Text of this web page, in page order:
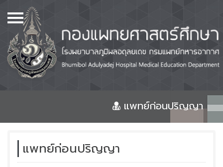
เมนู
Home
เกี่ยวกับเรา
หลักสูตร
ศูนย์วิทยบริการ และห้องสมุด
จองห้องประชุม
แพทย์ก่อนปริญญา
แพทย์ก่อนปริญญา
แพทย์ก่อนปริญญา